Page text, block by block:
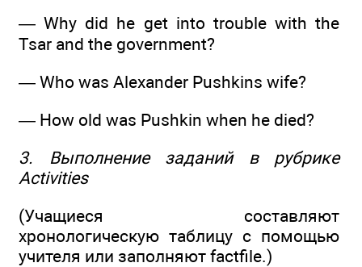
— Why did he get into trouble with the
Tsar and the government?
— Who was Alexander Pushkins wife?
— How old was Pushkin when he died?
3. Выполнение заданий в рубрике
Activities
(Учащиеся составляют
хронологическую таблицу с помощью
учителя или заполняют factfile.)